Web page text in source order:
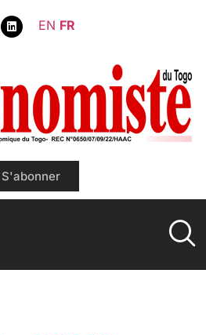
EN FR
S'abonner